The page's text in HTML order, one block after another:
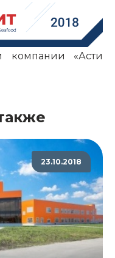
компании «Асти
23.10.2018